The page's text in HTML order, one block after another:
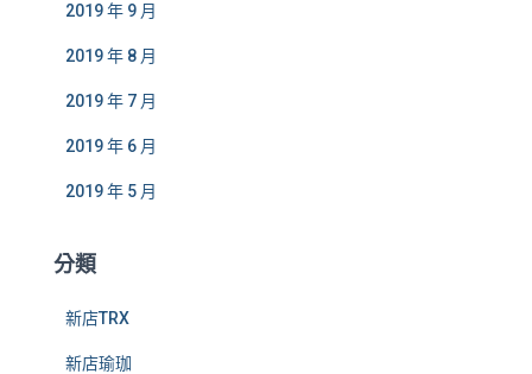
2019 年 9 月
2019 年 8 月
2019 年 7 月
2019 年 6 月
2019 年 5 月
分類
新店TRX
新店瑜珈